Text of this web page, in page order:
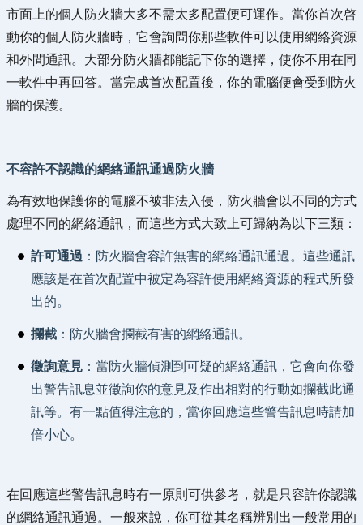
市面上的個人防火牆大多不需太多配置便可運作。當你首次啓
動你的個人防火牆時，它會詢問你那些軟件可以使用網絡資源
和外間通訊。大部分防火牆都能記下你的選擇，使你不用在同
一軟件中再回答。當完成首次配置後，你的電腦便會受到防火
牆的保護。
不容許不認識的網絡通訊通過防火牆
為有效地保護你的電腦不被非法入侵，防火牆會以不同的方式
處理不同的網絡通訊，而這些方式大致上可歸納為以下三類：
許可通過 ：防火牆會容許無害的網絡通訊通過。這些通訊
應該是在首次配置中被定為容許使用網絡資源的程式所發
出的。
攔截 ：防火牆會攔截有害的網絡通訊。
徵詢意見 ：當防火牆偵測到可疑的網絡通訊，它會向你發
出警告訊息並徵詢你的意見及作出相對的行動如攔截此通
訊等。有一點值得注意的，當你回應這些警告訊息時請加
倍小心。
在回應這些警告訊息時有一原則可供參考，就是只容許你認識
的網絡通訊通過。一般來說，你可從其名稱辨別出一般常用的